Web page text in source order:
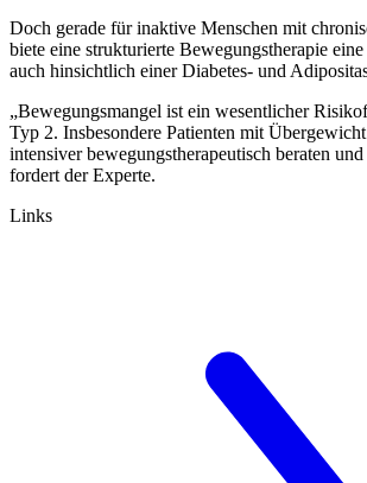
Doch gerade für inaktive Menschen mit
biete eine strukturierte Bewegungs­therapie
auch hinsichtlich einer Diabetes- und
„Bewegungsmangel ist ein wesentlicher
Typ 2. Insbesondere Patienten mit
intensiver bewegungstherapeutisch beraten
fordert der Experte.
Links